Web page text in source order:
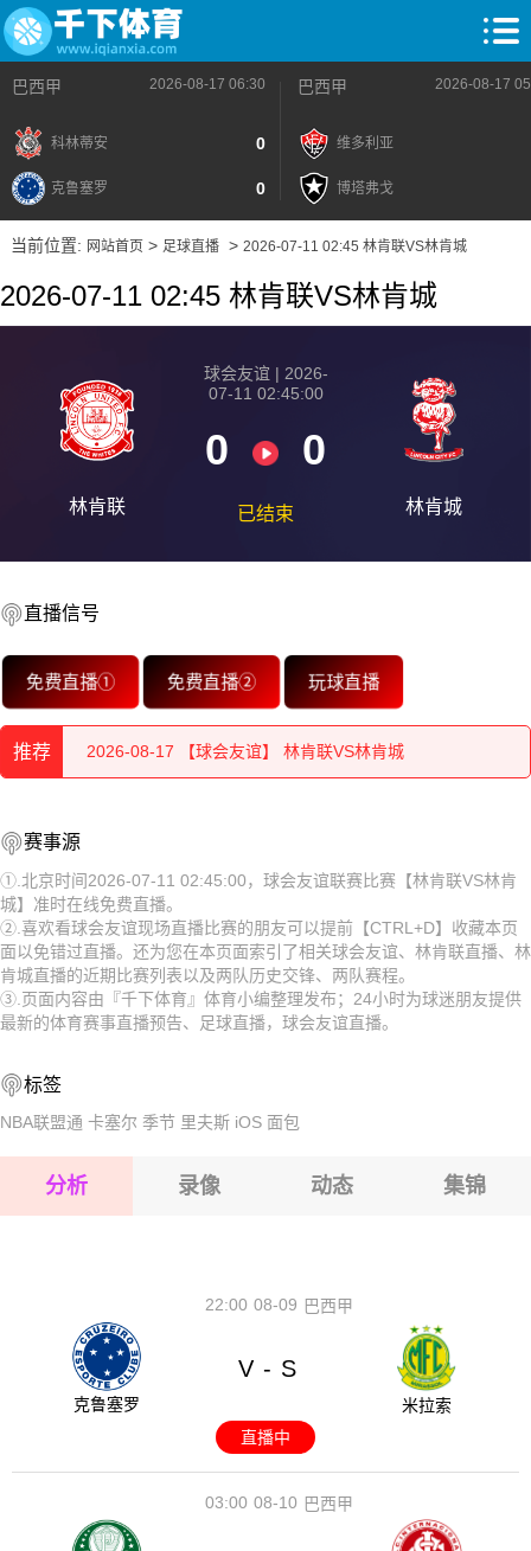
巴西甲 2026-08-17 06:30
科林蒂安 0
克鲁塞罗 0
巴西甲 2026-08-17
维多利亚
博塔弗戈
当前位置: 网站首页> 足球直播> 2026-07-11 02:45 林肯联VS林肯城
2026-07-11 02:45 林肯联VS林肯城
林肯联
球会友谊 | 2026-
07-11 02:45:00
0 0
已结束 林肯城
直播信号
免费直播① 免费直播② 玩球直播
推荐
2026-08-17 【球会友谊】 林肯联VS林肯城
2026-08-17 【球会友谊】 林肯联VS林肯城
2026-08-17 【球会友谊】 林肯联VS林肯城
2026-08-17 【球会友谊】 林肯联VS林肯城
2026-08-17 【球会友谊】 林肯联VS林肯城
2026-08-17 【球会友谊】 林肯联VS林肯城
2026-08-17 【球会友谊】 林肯联VS林肯城
2026-08-17 【球会友谊】 林肯联VS林肯城
2026-08-17 【球会友谊】 林肯联VS林肯城
赛事源
①.北京时间2026-07-11 02:45:00，球会友谊联赛比赛【林肯联VS林肯
城】准时在线免费直播。
②.喜欢看球会友谊现场直播比赛的朋友可以提前【CTRL+D】收藏本页
面以免错过直播。还为您在本页面索引了相关球会友谊、林肯联直播、林
肯城直播的近期比赛列表以及两队历史交锋、两队赛程。
③.页面内容由『千下体育』体育小编整理发布；24小时为球迷朋友提供
最新的体育赛事直播预告、足球直播，球会友谊直播。
标签
NBA联盟通 卡塞尔 季节 里夫斯 iOS 面包
分析 录像 动态 集锦
08-09
22:00 巴西甲
克鲁塞罗
V - S
米拉索
直播中
08-10
03:00 巴西甲